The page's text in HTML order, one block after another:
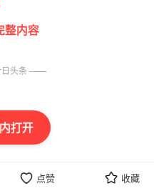
打开
整内容
点赞 收藏
头条 ——